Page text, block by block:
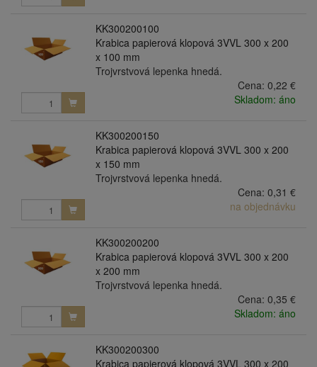
KK300200100
Krabica papierová klopová 3VVL 300 x 200
x 100 mm
Trojvrstvová lepenka hnedá.
Cena: 0,22 €
Skladom: áno
KK300200150
Krabica papierová klopová 3VVL 300 x 200
x 150 mm
Trojvrstvová lepenka hnedá.
Cena: 0,31 €
na objednávku
KK300200200
Krabica papierová klopová 3VVL 300 x 200
x 200 mm
Trojvrstvová lepenka hnedá.
Cena: 0,35 €
Skladom: áno
KK300200300
Krabica papierová klopová 3VVL 300 x 200